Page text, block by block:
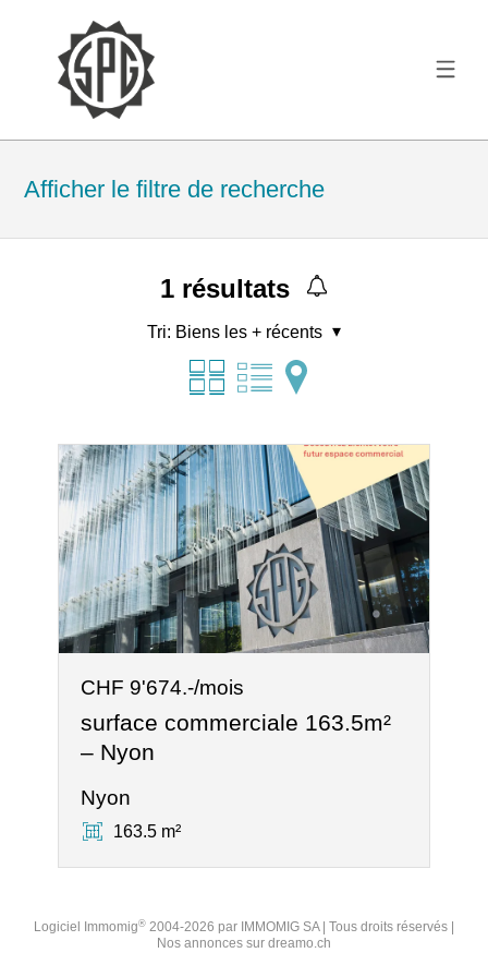
Afficher le filtre de recherche
1résultats
Tri: Biens les + récents
CHF 9'674.-/mois
surface commerciale 163.5m²
– Nyon
Nyon
163.5 m²
Logiciel Immomig® 2004-2026 par IMMOMIG SA | Tous droits réservés |
Nos annonces sur dreamo.ch